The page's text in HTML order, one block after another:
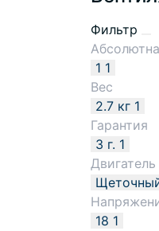
Фильтр
Абсолютна
1 1
Вес
2.7 кг 1
Гарантия
3 г. 1
Двигатель
18 1